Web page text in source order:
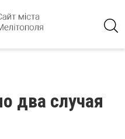
два случая